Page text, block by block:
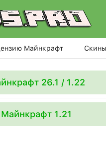
Майнкрафт Скины
26.1 / 1.22
1.21